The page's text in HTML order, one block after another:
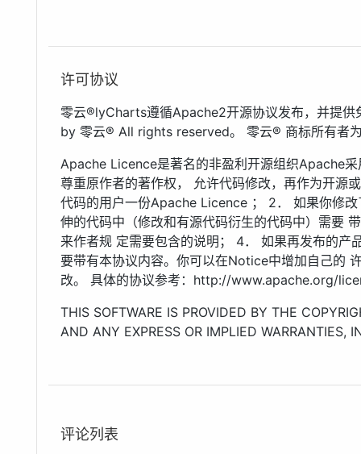
许可协议
零云®lyCharts遵循Apache2开源协议发布，并提
by 零云® All rights reserved。 零云® 商标所有者
Apache Licence是著名的非盈利开源组织Apache
尊重原作者的著作权， 允许代码修改，再作为开源
代码的用户一份Apache Licence ； 2． 如果你修
伸的代码中（修改和有源代码衍生的代码中）需要
来作者规 定需要包含的说明； 4． 如果再发布的
要带有本协议内容。你可以在Notice中增加自己的
改。 具体的协议参考：http://www.apache.org/
THIS SOFTWARE IS PROVIDED BY THE
AND ANY EXPRESS OR IMPLIED WARRANTIES,
LIABLE FOR ANY DIRECT, INDIRECT,
SUBSTITUTE GOODS OR SERVICES; LOSS OF
评论列表